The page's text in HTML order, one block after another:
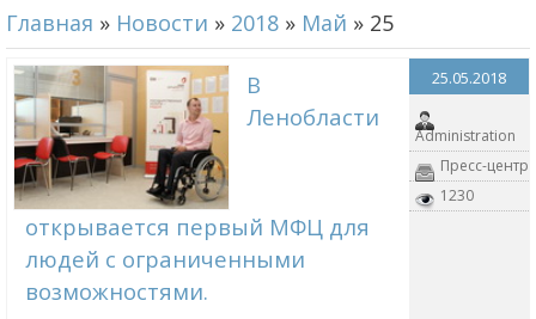
Главная » Новости » 2018 » Май » 25
В
Ленобласти
открывается первый МФЦ для
людей с ограниченными
возможностями.
25.05.2018
Administration
Пресс-центр
1230